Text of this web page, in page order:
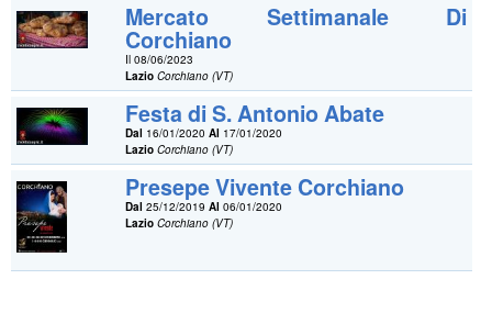
Mercato Settimanale Di
Corchiano
Il 08/06/2023
Lazio Corchiano (VT)
Festa di S. Antonio Abate
Dal 16/01/2020Al 17/01/2020
Lazio Corchiano (VT)
Presepe Vivente Corchiano
Dal 25/12/2019Al 06/01/2020
Lazio Corchiano (VT)